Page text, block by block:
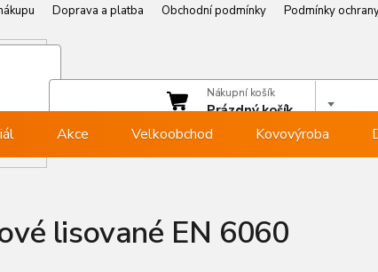
Doprava a platba Obchodní podmínky Podmínky
Přihlásit se
Nákupní košík
Prázdný košík
Akce Velkoobchod Kovovýroba
lisované EN 6060